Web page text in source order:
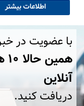
اطلاعات بیشتر
با عضویت در
آنلاین
دریافت کنید.